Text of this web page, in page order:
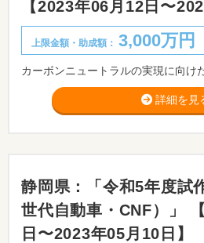
【2023年06月12日〜
上限金額・助成額： 3,000万円
詳細を見
静岡県：「令和5年度試
世代自動車・CNF）」
日〜2023年05月10日】